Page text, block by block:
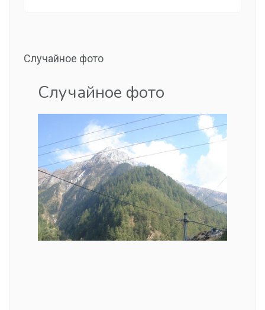
Случайное фото
Случайное фото